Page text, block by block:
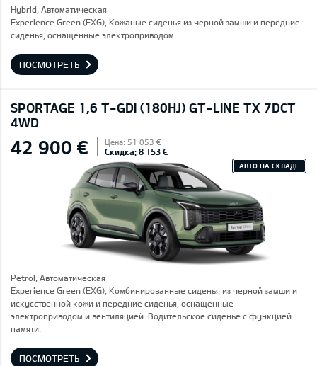
Hybrid, Автоматическая
Experience Green (EXG), Кожаные сиденья из черной замши и передние
сиденья, оснащенные электроприводом
ПОСМОТРЕТЬ
SPORTAGE 1,6 T-GDI (180HJ) GT-LINE TX 7DCT
4WD
42 900 € Цена: 51 053 €
Скидка: 8 153 €
АВТО НА СКЛАДЕ
Petrol, Автоматическая
Experience Green (EXG), Комбинированные сиденья из черной замши и
искусственной кожи и передние сиденья, оснащенные
электроприводом и вентиляцией. Водительское сиденье с функцией
памяти.
ПОСМОТРЕТЬ